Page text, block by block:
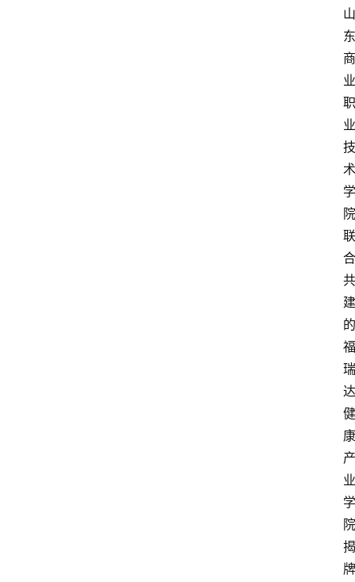
山
东
商
业
职
业
技
术
学
院
联
合
共
建
的
福
瑞
达
健
康
产
业
学
院
揭
牌